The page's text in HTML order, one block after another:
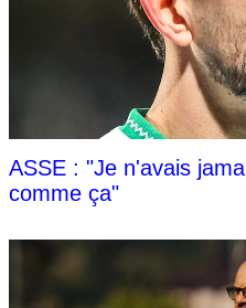
ASSE : "Je n'avais
comme ça"